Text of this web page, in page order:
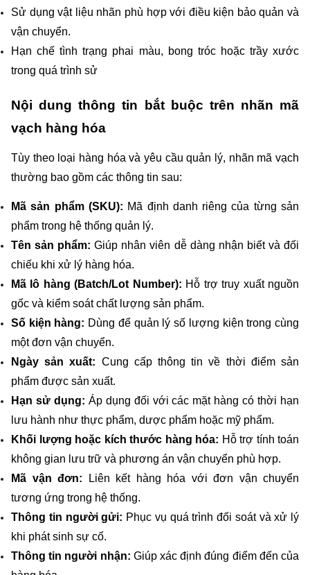
Sử dụng vật liệu nhãn phù hợp với điều kiện bảo quản và
vận chuyển.
Hạn chế tình trạng phai màu, bong tróc hoặc trầy xước
trong quá trình sử
Nội dung thông tin bắt buộc trên nhãn mã
vạch hàng hóa
Tùy theo loại hàng hóa và yêu cầu quản lý, nhãn mã vạch
thường bao gồm các thông tin sau:
Mã sản phẩm (SKU): Mã định danh riêng của từng sản
phẩm trong hệ thống quản lý.
Tên sản phẩm: Giúp nhân viên dễ dàng nhận biết và đối
chiếu khi xử lý hàng hóa.
Mã lô hàng (Batch/Lot Number): Hỗ trợ truy xuất nguồn
gốc và kiểm soát chất lượng sản phẩm.
Số kiện hàng: Dùng để quản lý số lượng kiện trong cùng
một đơn vận chuyển.
Ngày sản xuất: Cung cấp thông tin về thời điểm sản
phẩm được sản xuất.
Hạn sử dụng: Áp dụng đối với các mặt hàng có thời hạn
lưu hành như thực phẩm, dược phẩm hoặc mỹ phẩm.
Khối lượng hoặc kích thước hàng hóa: Hỗ trợ tính toán
không gian lưu trữ và phương án vận chuyển phù hợp.
Mã vận đơn:
Liên kết hàng hóa với đơn vận chuyển
tương ứng trong hệ thống.
Thông tin người gửi: Phục vụ quá trình đối soát và xử lý
khi phát sinh sự cố.
Thông tin người nhận: Giúp xác định đúng điểm đến của